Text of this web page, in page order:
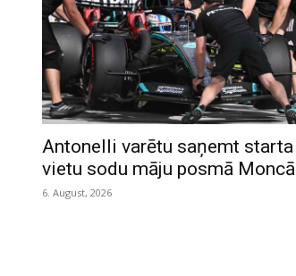
Antonelli varētu saņemt starta
vietu sodu māju posmā Moncā
6. August, 2026